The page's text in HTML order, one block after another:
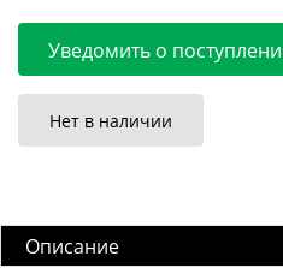
Уведомить о
Нет в наличии
Описание